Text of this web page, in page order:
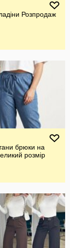
Розпродаж
брюки на
розмір